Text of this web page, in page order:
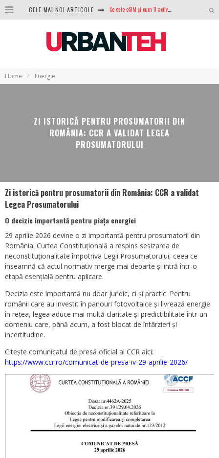
CELE MAI NOI ARTICOLE 100 GB de internet mobil gratuit de la Orange. Fără contract, fără acte și fără obligații
GTA VI poate fi precomandat oficial. Rockstar dezvăluie edițiile oficiale și bonusurile pe care le primești
Home Energie
ZI ISTORICĂ PENTRU PROSUMATORII DIN
ROMÂNIA: CCR A VALIDAT LEGEA
PROSUMATORULUI
Zi istorică pentru prosumatorii din România: CCR a validat
Legea Prosumatorului
O decizie importantă pentru piața energiei
29 aprilie 2026 devine o zi importantă pentru prosumatorii din
România. Curtea Constituțională a respins sesizarea de
neconstituționalitate împotriva Legii Prosumatorului, ceea ce
înseamnă că actul normativ merge mai departe și intră într-o
etapă esențială pentru aplicare.
Decizia este importantă nu doar juridic, ci și practic. Pentru
românii care au investit în panouri fotovoltaice și livrează energie
în rețea, legea aduce mai multă claritate și predictibilitate într-un
domeniu care, până acum, a fost blocat de întârzieri și
incertitudine.
Citește comunicatul de presă oficial al CCR aici:
https://www.ccr.ro/comunicat-de-presa-iv-29-aprilie-2026/